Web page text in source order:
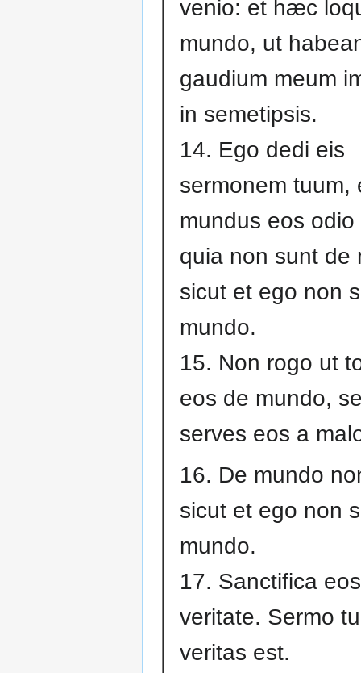
venio: et hæc
mundo, ut
gaudium meum
in semetipsis.
14. Ego dedi eis
sermonem tuum,
mundus eos
quia non sunt de
sicut et ego non
mundo.
15. Non rogo ut
eos de mundo,
serves eos a
16. De mundo
sicut et ego non
mundo.
17. Sanctifica
veritate. Sermo
veritas est.